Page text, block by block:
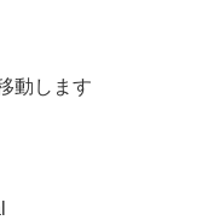
動します